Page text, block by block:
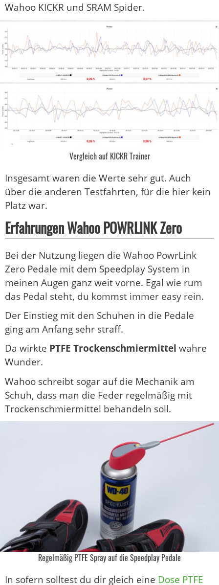
Wahoo KICKR und SRAM Spider.
Vergleich auf KICKR Trainer
Insgesamt waren die Werte sehr gut. Auch
über die anderen Testfahrten, für die hier kein
Platz war.
Erfahrungen Wahoo POWRLINK Zero
Bei der Nutzung liegen die Wahoo PowrLink
Zero Pedale mit dem Speedplay System in
meinen Augen ganz weit vorne. Egal wie rum
das Pedal steht, du kommst immer easy rein.
Der Einstieg mit den Schuhen in die Pedale
ging am Anfang sehr straff.
Da wirkte PTFE Trockenschmiermittel wahre
Wunder.
Wahoo schreibt sogar auf die Mechanik am
Schuh, dass man die Feder regelmäßig mit
Trockenschmiermittel behandeln soll.
Regelmäßig PTFE Spray auf die Speedplay Pedale
In sofern solltest du dir gleich eine Dose PTFE